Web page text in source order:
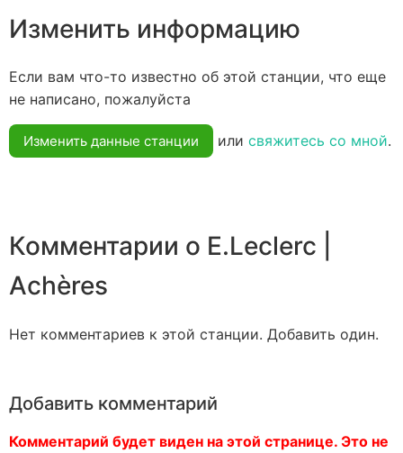
Изменить информацию
Если вам что-то известно об этой станции, что еще
не написано, пожалуйста
Изменить данные станции или свяжитесь со мной.
Комментарии о E.Leclerc |
Achères
Нет комментариев к этой станции. Добавить один.
Добавить комментарий
Комментарий будет виден на этой странице. Это не